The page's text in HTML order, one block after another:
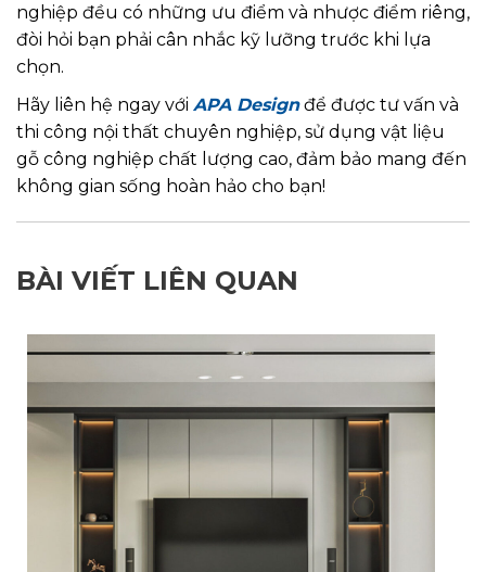
nghiệp đều có những ưu điểm và nhược điểm riêng,
đòi hỏi bạn phải cân nhắc kỹ lưỡng trước khi lựa
chọn.
Hãy liên hệ ngay với APA Designđể được tư vấn và
thi công nội thất chuyên nghiệp, sử dụng vật liệu
gỗ công nghiệp chất lượng cao, đảm bảo mang đến
không gian sống hoàn hảo cho bạn!
BÀI VIẾT LIÊN QUAN